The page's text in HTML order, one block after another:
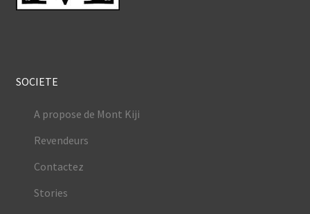
SOCIETE
A propose de Mont Kiji
Revendeurs
Contactez
Stories